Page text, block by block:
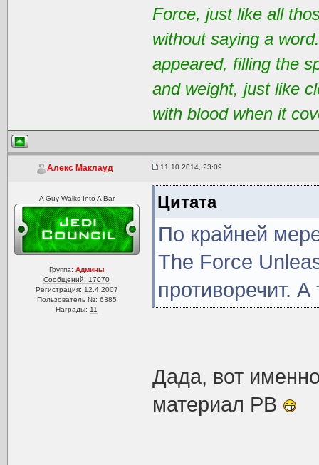
Force, just like all
without saying a
appeared, filling the
and weight, just like
with blood when it
Алекс Маклауд 11.10.2014, 23:09
A Guy Walks Into A Bar
Группа: Админы
Сообщений: 17070
Регистрация: 12.4.2007
Пользователь №: 6385
Награды: 11
Цитата
По крайней
The Force
противоречит.
Дада, вот
материал РВ